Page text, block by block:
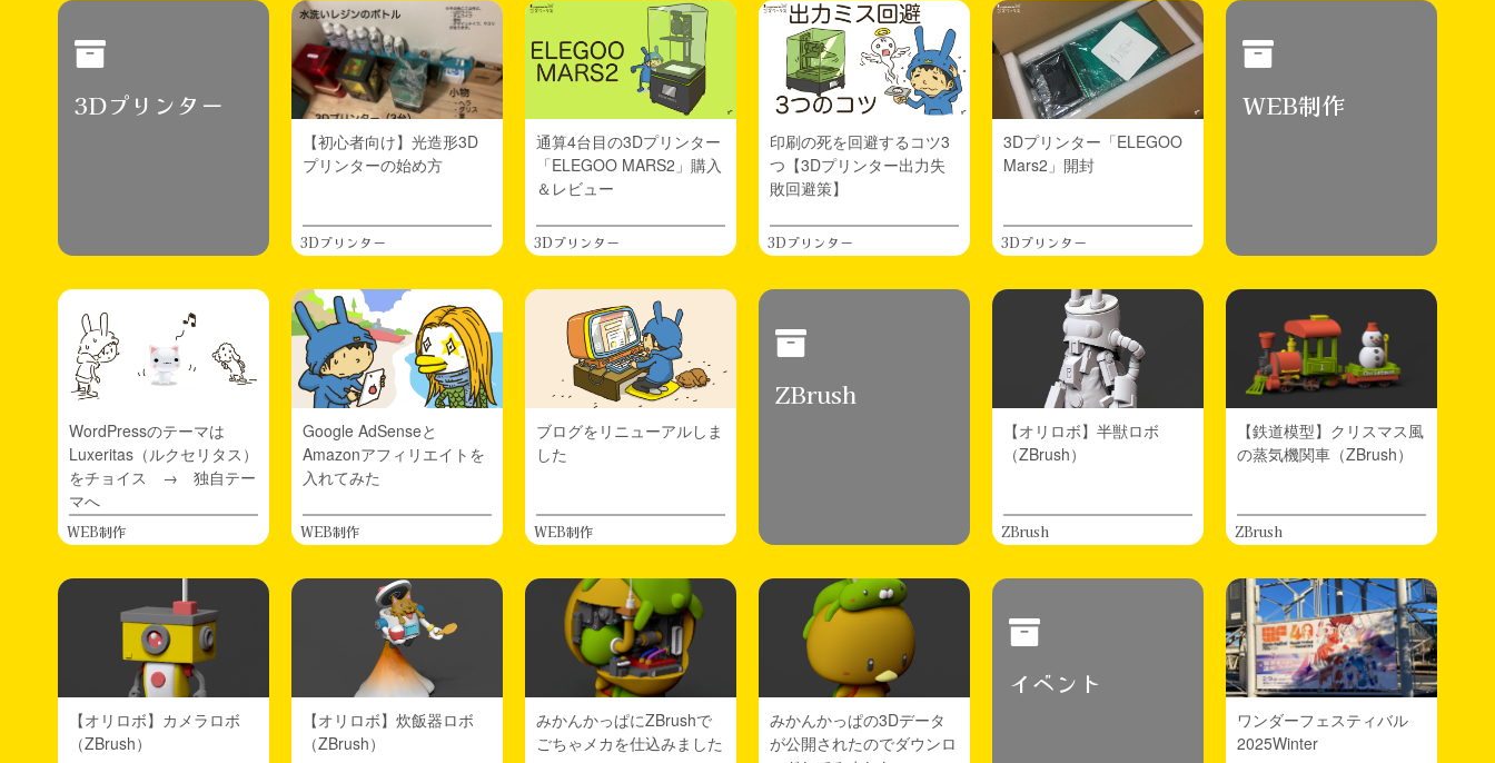
・今日明日はデザフェスでした。3回連続落選中
なので出展できず。前は抽選するほどではなかっ
たのになぁ。ハンドメイドブームなのかな。次こ
・来月気になるプラモが発売されます。ケロロロ
ゲットしたい。前回の積んでるケロロロボをそれ
代々木40DJ楽しかったなぁ
2026.05.06 フィギュア制作
今週末の新規イベント「40DJ」出展に向けて
新作フィギュアができました。
【オリジナルフィギュア】三丁目のライオン
2026.02.07 フィギュア制作
明日はWF2026冬です。
【オリジナルフィギュア】モフシリンダー
【オリジナルフィギュア】建築オブジェシリーズ
いえお
2025.12.30 日々
今年も大変お世話になりました。ありがとうござ
-1月WF準備
-2月WF出展
3Dプリンター
【初心者向け】光造形3D
プリンターの始め方
3Dプリンター
通算4台目の3Dプリンター
「ELEGOO MARS2」購入
＆レビュー
3Dプリンター
印刷の死を回避するコツ3
つ【3Dプリンター出力失
敗回避策】
3Dプリンター
3Dプリンター「ELEGOO
Mars2」開封
3Dプリンター
WEB制作
WordPressのテーマは
Luxeritas（ルクセリタス）
をチョイス → 独自テー
マへ
WEB制作
Google AdSenseと
Amazonアフィリエイトを
入れてみた
WEB制作
ブログをリニューアルしま
した
WEB制作
ZBrush
【オリロボ】半獣ロボ
（ZBrush）
ZBrush
【鉄道模型】クリスマス風
の蒸気機関車（ZBrush）
ZBrush
【オリロボ】カメラロボ
（ZBrush）
【オリロボ】炊飯器ロボ
（ZBrush）
みかんかっぱにZBrushで
ごちゃメカを仕込みました
みかんかっぱの3Dデータ
が公開されたのでダウンロ
イベント
ワンダーフェスティバル
2025Winter